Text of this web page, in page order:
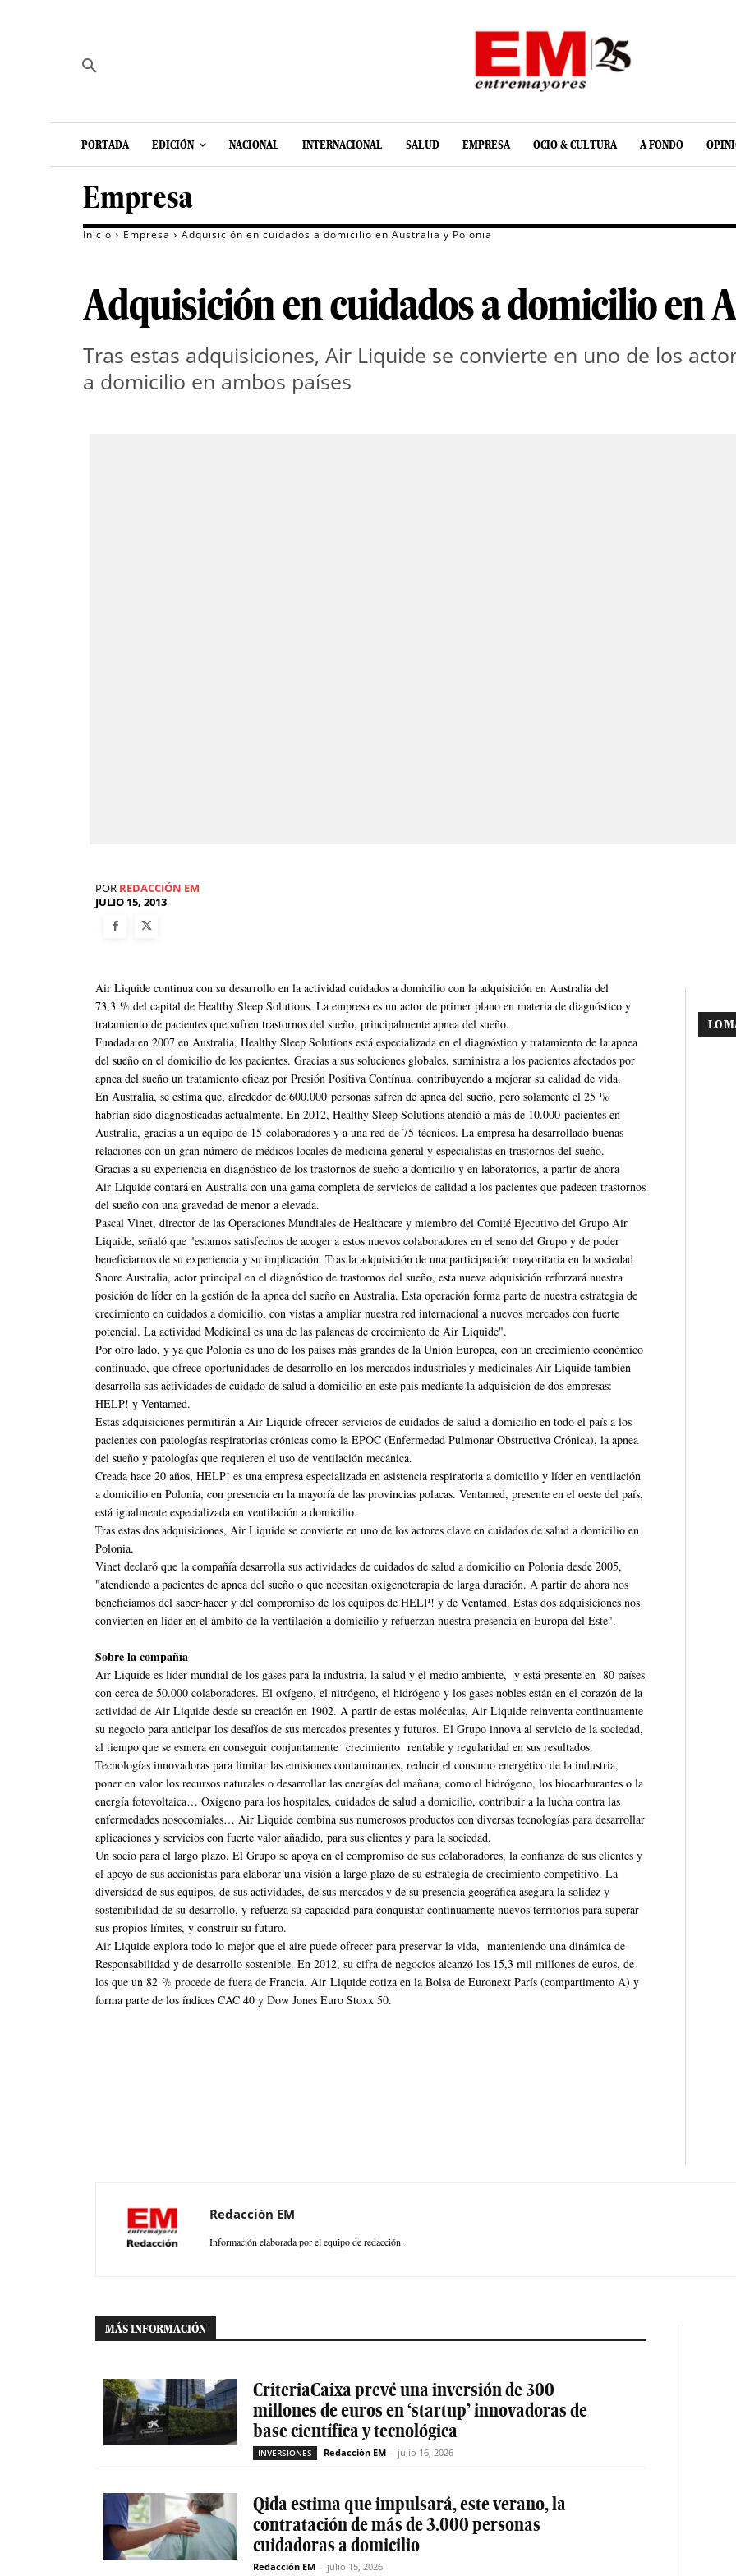
PORTADA EDICIÓN NACIONAL INTERNACIONAL SALUD EMPRESA OCIO & CULTURA A FONDO
Empresa
Inicio Empresa Adquisición en cuidados a domicilio en Australia y Polonia
Adquisición en cuidados a domicilio en
Tras estas adquisiciones, Air Liquide se convierte en uno de los
a domicilio en ambos países
POR REDACCIÓN EM
JULIO 15, 2013
Air Liquide continua con su desarrollo en la actividad cuidados a domicilio con la adquisición en Australia del
73,3 % del capital de Healthy Sleep Solutions. La empresa es un actor de primer plano en materia de diagnóstico y
tratamiento de pacientes que sufren trastornos del sueño, principalmente apnea del sueño.
Fundada en 2007 en Australia, Healthy Sleep Solutions está especializada en el diagnóstico y tratamiento de la apnea
del sueño en el domicilio de los pacientes. Gracias a sus soluciones globales, suministra a los pacientes afectados por
apnea del sueño un tratamiento eficaz por Presión Positiva Contínua, contribuyendo a mejorar su calidad de vida.
En Australia, se estima que, alrededor de 600.000 personas sufren de apnea del sueño, pero solamente el 25 %
habrían sido diagnosticadas actualmente. En 2012, Healthy Sleep Solutions atendió a más de 10.000 pacientes en
Australia, gracias a un equipo de 15 colaboradores y a una red de 75 técnicos. La empresa ha desarrollado buenas
relaciones con un gran número de médicos locales de medicina general y especialistas en trastornos del sueño.
Gracias a su experiencia en diagnóstico de los trastornos de sueño a domicilio y en laboratorios, a partir de ahora
Air Liquide contará en Australia con una gama completa de servicios de calidad a los pacientes que padecen trastornos
del sueño con una gravedad de menor a elevada.
Pascal Vinet, director de las Operaciones Mundiales de Healthcare y miembro del Comité Ejecutivo del Grupo Air
Liquide, señaló que "estamos satisfechos de acoger a estos nuevos colaboradores en el seno del Grupo y de poder
beneficiarnos de su experiencia y su implicación. Tras la adquisición de una participación mayoritaria en la sociedad
Snore Australia, actor principal en el diagnóstico de trastornos del sueño, esta nueva adquisición reforzará nuestra
posición de líder en la gestión de la apnea del sueño en Australia. Esta operación forma parte de nuestra estrategia de
crecimiento en cuidados a domicilio, con vistas a ampliar nuestra red internacional a nuevos mercados con fuerte
potencial. La actividad Medicinal es una de las palancas de crecimiento de Air Liquide".
Por otro lado, y ya que Polonia es uno de los países más grandes de la Unión Europea, con un crecimiento económico
continuado, que ofrece oportunidades de desarrollo en los mercados industriales y medicinales Air Liquide también
desarrolla sus actividades de cuidado de salud a domicilio en este país mediante la adquisición de dos empresas:
HELP! y Ventamed.
Estas adquisiciones permitirán a Air Liquide ofrecer servicios de cuidados de salud a domicilio en todo el país a los
pacientes con patologías respiratorias crónicas como la EPOC (Enfermedad Pulmonar Obstructiva Crónica), la apnea
del sueño y patologías que requieren el uso de ventilación mecánica.
Creada hace 20 años, HELP! es una empresa especializada en asistencia respiratoria a domicilio y líder en ventilación
a domicilio en Polonia, con presencia en la mayoría de las provincias polacas. Ventamed, presente en el oeste del país,
está igualmente especializada en ventilación a domicilio.
Tras estas dos adquisiciones, Air Liquide se convierte en uno de los actores clave en cuidados de salud a domicilio en
Polonia.
Vinet declaró que la compañía desarrolla sus actividades de cuidados de salud a domicilio en Polonia desde 2005,
"atendiendo a pacientes de apnea del sueño o que necesitan oxigenoterapia de larga duración. A partir de ahora nos
beneficiamos del saber-hacer y del compromiso de los equipos de HELP! y de Ventamed. Estas dos adquisiciones nos
convierten en líder en el ámbito de la ventilación a domicilio y refuerzan nuestra presencia en Europa del Este".
Sobre la compañía
Air Liquide es líder mundial de los gases para la industria, la salud y el medio ambiente, y está presente en 80 países
con cerca de 50.000 colaboradores. El oxígeno, el nitrógeno, el hidrógeno y los gases nobles están en el corazón de la
actividad de Air Liquide desde su creación en 1902. A partir de estas moléculas, Air Liquide reinventa continuamente
su negocio para anticipar los desafíos de sus mercados presentes y futuros. El Grupo innova al servicio de la sociedad,
al tiempo que se esmera en conseguir conjuntamente crecimiento rentable y regularidad en sus resultados.
Tecnologías innovadoras para limitar las emisiones contaminantes, reducir el consumo energético de la industria,
poner en valor los recursos naturales o desarrollar las energías del mañana, como el hidrógeno, los biocarburantes o la
energía fotovoltaica… Oxígeno para los hospitales, cuidados de salud a domicilio, contribuir a la lucha contra las
enfermedades nosocomiales… Air Liquide combina sus numerosos productos con diversas tecnologías para desarrollar
aplicaciones y servicios con fuerte valor añadido, para sus clientes y para la sociedad.
Un socio para el largo plazo. El Grupo se apoya en el compromiso de sus colaboradores, la confianza de sus clientes y
el apoyo de sus accionistas para elaborar una visión a largo plazo de su estrategia de crecimiento competitivo. La
diversidad de sus equipos, de sus actividades, de sus mercados y de su presencia geográfica asegura la solidez y
sostenibilidad de su desarrollo, y refuerza su capacidad para conquistar continuamente nuevos territorios para superar
sus propios límites, y construir su futuro.
Air Liquide explora todo lo mejor que el aire puede ofrecer para preservar la vida, manteniendo una dinámica de
Responsabilidad y de desarrollo sostenible. En 2012, su cifra de negocios alcanzó los 15,3 mil millones de euros, de
los que un 82 % procede de fuera de Francia. Air Liquide cotiza en la Bolsa de Euronext París (compartimento A) y
forma parte de los índices CAC 40 y Dow Jones Euro Stoxx 50.
LO
Redacción EM
Información elaborada por el equipo de redacción.
MÁS INFORMACIÓN
CriteriaCaixa prevé una inversión de 300
millones de euros en ‘startup’ innovadoras de
base científica y tecnológica
INVERSIONES Redacción EM - julio 16, 2026
Qida estima que impulsará, este verano, la
contratación de más de 3.000 personas
cuidadoras a domicilio
Redacción EM - julio 15, 2026